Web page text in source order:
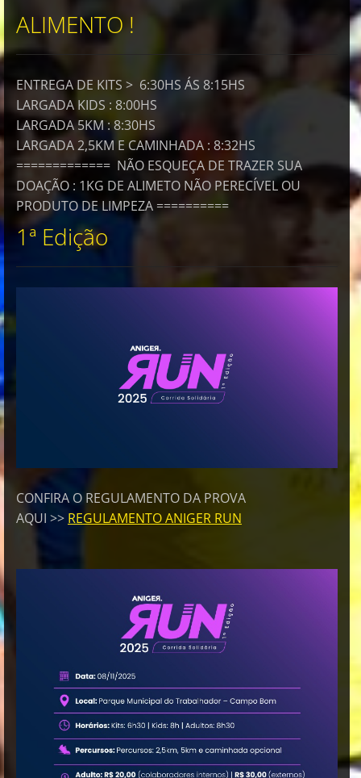
ALIMENTO !
ENTREGA DE KITS > 6:30HS ÁS 8:15HS
LARGADA KIDS : 8:00HS
LARGADA 5KM : 8:30HS
LARGADA 2,5KM E CAMINHADA : 8:32HS
============= NÃO ESQUEÇA DE TRAZER SUA
DOAÇÃO : 1KG DE ALIMETO NÃO PERECÍVEL OU
PRODUTO DE LIMPEZA ==========
1ª Edição
CONFIRA O REGULAMENTO DA PROVA
AQUI >> REGULAMENTO ANIGER RUN